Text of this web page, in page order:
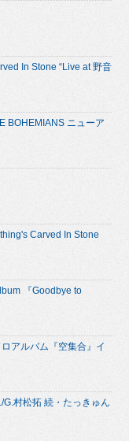
In Stone “Live at 野音
BOHEMIANS ニューア
Carved In Stone
『Goodbye to
アルバム『空集合』イ
G.村松拓 続・たっきゅん